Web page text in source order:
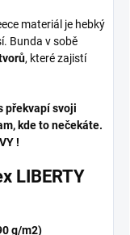
materiál je hebký
Bunda v sobě
, které zajistí
překvapí svoji
kde to nečekáte.
!
LIBERTY
g/m2)